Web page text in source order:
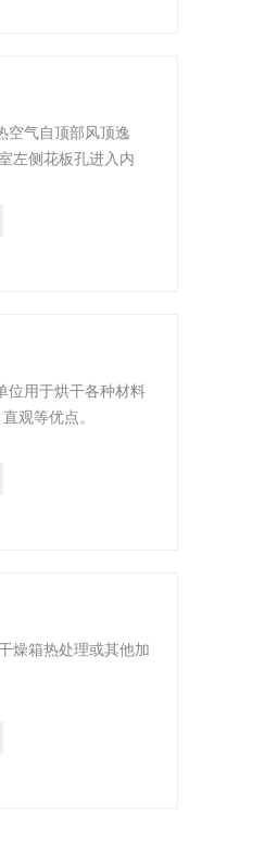
空气自顶部风顶逸
左侧花板孔进入内
位用于烘干各种材料
观等优点。
燥箱热处理或其他加